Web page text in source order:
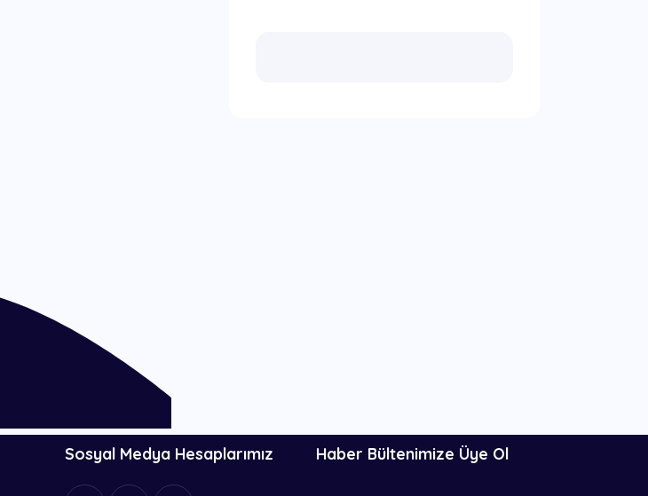
Sosyal Medya Hesaplarımız Haber Bültenimize Üye Ol